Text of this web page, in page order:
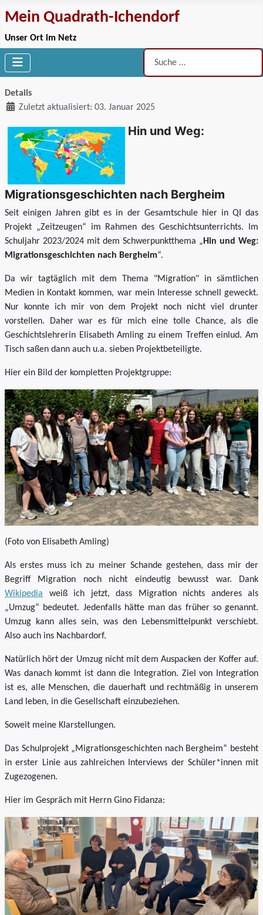
Mein Quadrath-Ichendorf
Unser Ort im Netz
Suchen
Details
Zuletzt aktualisiert: 03. Januar 2025
Hin und Weg:
Migrationsgeschichten nach Bergheim
Seit einigen Jahren gibt es in der Gesamtschule hier in QI das
Projekt „Zeitzeugen“ im Rahmen des Geschichtsunterrichts. Im
Schuljahr 2023/2024 mit dem Schwerpunktthema „ Hin und Weg:
Migrationsgeschichten nach Bergheim“.
Da wir tagtäglich mit dem Thema "Migration" in sämtlichen
Medien in Kontakt kommen, war mein Interesse schnell geweckt.
Nur konnte ich mir von dem Projekt noch nicht viel drunter
vorstellen. Daher war es für mich eine tolle Chance, als die
Geschichtslehrerin Elisabeth Amling zu einem Treffen einlud. Am
Tisch saßen dann auch u.a. sieben Projektbeteiligte.
Hier ein Bild der kompletten Projektgruppe:
(Foto von Elisabeth Amling)
Als erstes muss ich zu meiner Schande gestehen, dass mir der
Begriff Migration noch nicht eindeutig bewusst war. Dank
Wikipedia weiß ich jetzt, dass Migration nichts anderes als
„Umzug“ bedeutet. Jedenfalls hätte man das früher so genannt.
Umzug kann alles sein, was den Lebensmittelpunkt verschiebt.
Also auch ins Nachbardorf.
Natürlich hört der Umzug nicht mit dem Auspacken der Koffer auf.
Was danach kommt ist dann die Integration. Ziel von Integration
ist es, alle Menschen, die dauerhaft und rechtmäßig in unserem
Land leben, in die Gesellschaft einzubeziehen.
Soweit meine Klarstellungen.
Das Schulprojekt „Migrationsgeschichten nach Bergheim“ besteht
in erster Linie aus zahlreichen Interviews der Schüler*innen mit
Zugezogenen.
Hier im Gespräch mit Herrn Gino Fidanza: